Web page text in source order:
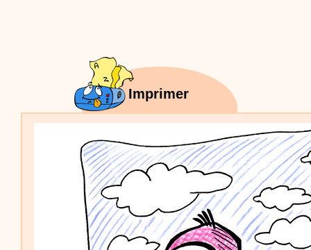
tutoriel réalisé par un animateur périscolaire et
extrascolaire pour fabriquer facilement cet objet qui
amusera les enfants.
Proposer une vidéo
Vidéos Stéphyprod:chanson Hippopotam-tam
Clip d'animation en Stop
Motion (image par image) qui raconte en chanson les
aventures d'un p'tit Hippopotame !
Proposer une vidéo
Vidéos Stéphyprod:chanson J'vais l'dire à Greta
ChansonsChanson pour la planète
Imprimer